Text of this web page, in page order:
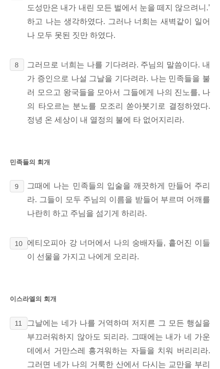
도성만은 내가 내린 모든 벌에서 눈을 떼지 않으려니.’
하고 나는 생각하였다. 그러나 너희는 새벽같이 일어
나 모두 못된 짓만 하였다.
8 그러므로 너희는 나를 기다려라. 주님의 말씀이다. 내
가 증인으로 나설 그날을 기다려라. 나는 민족들을 불
러 모으고 왕국들을 모아서 그들에게 나의 진노를, 나
의 타오르는 분노를 모조리 쏟아붓기로 결정하였다.
정녕 온 세상이 내 열정의 불에 타 없어지리라.
민족들의 회개
9
그때에 나는 민족들의 입술을 깨끗하게 만들어 주리
라. 그들이 모두 주님의 이름을 받들어 부르며 어깨를
나란히 하고 주님을 섬기게 하리라.
10 에티오피아 강 너머에서 나의 숭배자들, 흩어진 이들
이
선물을 가지고 나에게 오리라.
이스라엘의 회개
11
그날에는 네가 나를 거역하며 저지른 그 모든 행실을
부끄러워하지 않아도 되리라. 그때에는 내가 네 가운
데에서 거만스레 흥겨워하는 자들을 치워 버리리라.
그러면 네가 나의 거룩한 산에서 다시는 교만을 부리